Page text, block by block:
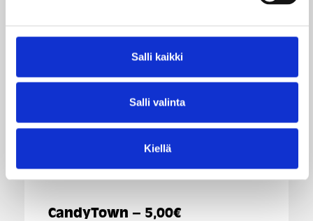
Salli kaikki
Salli valinta
Kiellä
kinuskikastiketta. Saatavilla kolmessa eri
koossa. Tervetuloa maistuville ostoks...
CandyTown – 5,00€